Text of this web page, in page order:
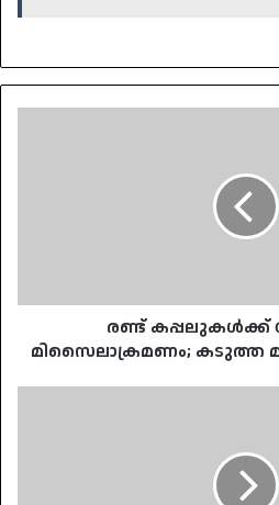
രണ്ട് കപ്പലുകൾക്ക്
മിസൈലാക്രമണം; കടുത്ത